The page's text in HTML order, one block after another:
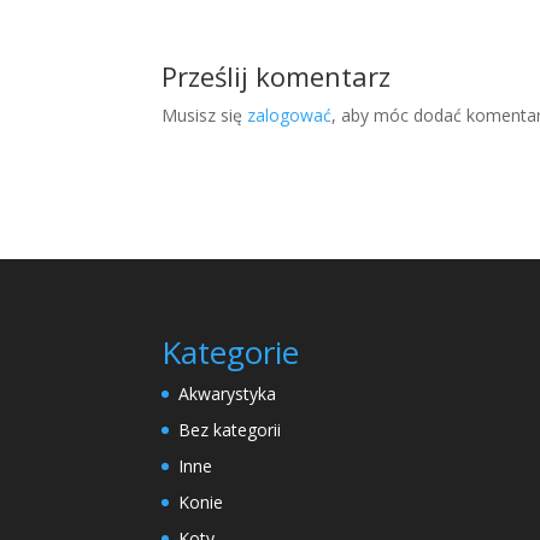
Prześlij komentarz
Musisz się zalogować, aby móc dodać
Kategorie
Akwarystyka
Bez kategorii
Inne
Konie